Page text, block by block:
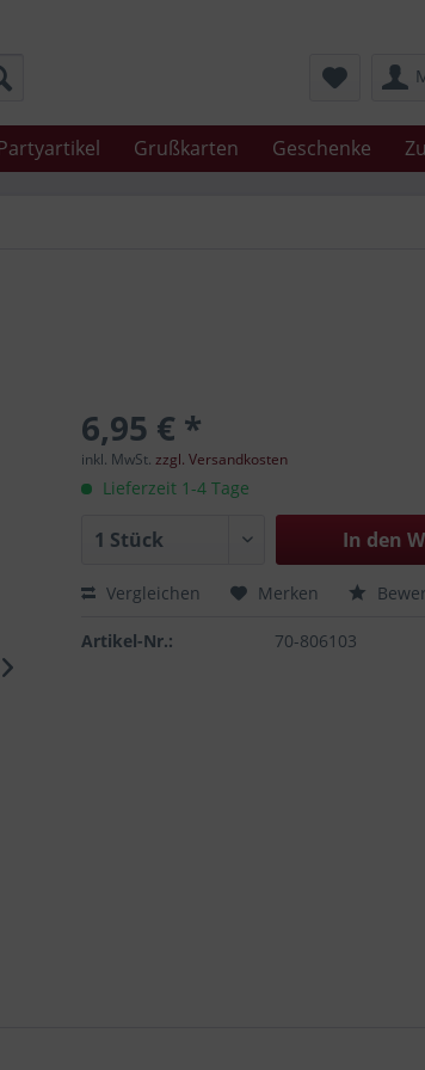
Grußkarten Geschenke
6,95 € *
inkl. MwSt.zzgl. Versandkosten
Lieferzeit 1-4 Tage
In den
Vergleichen Merken
Artikel-Nr.: 70-806103